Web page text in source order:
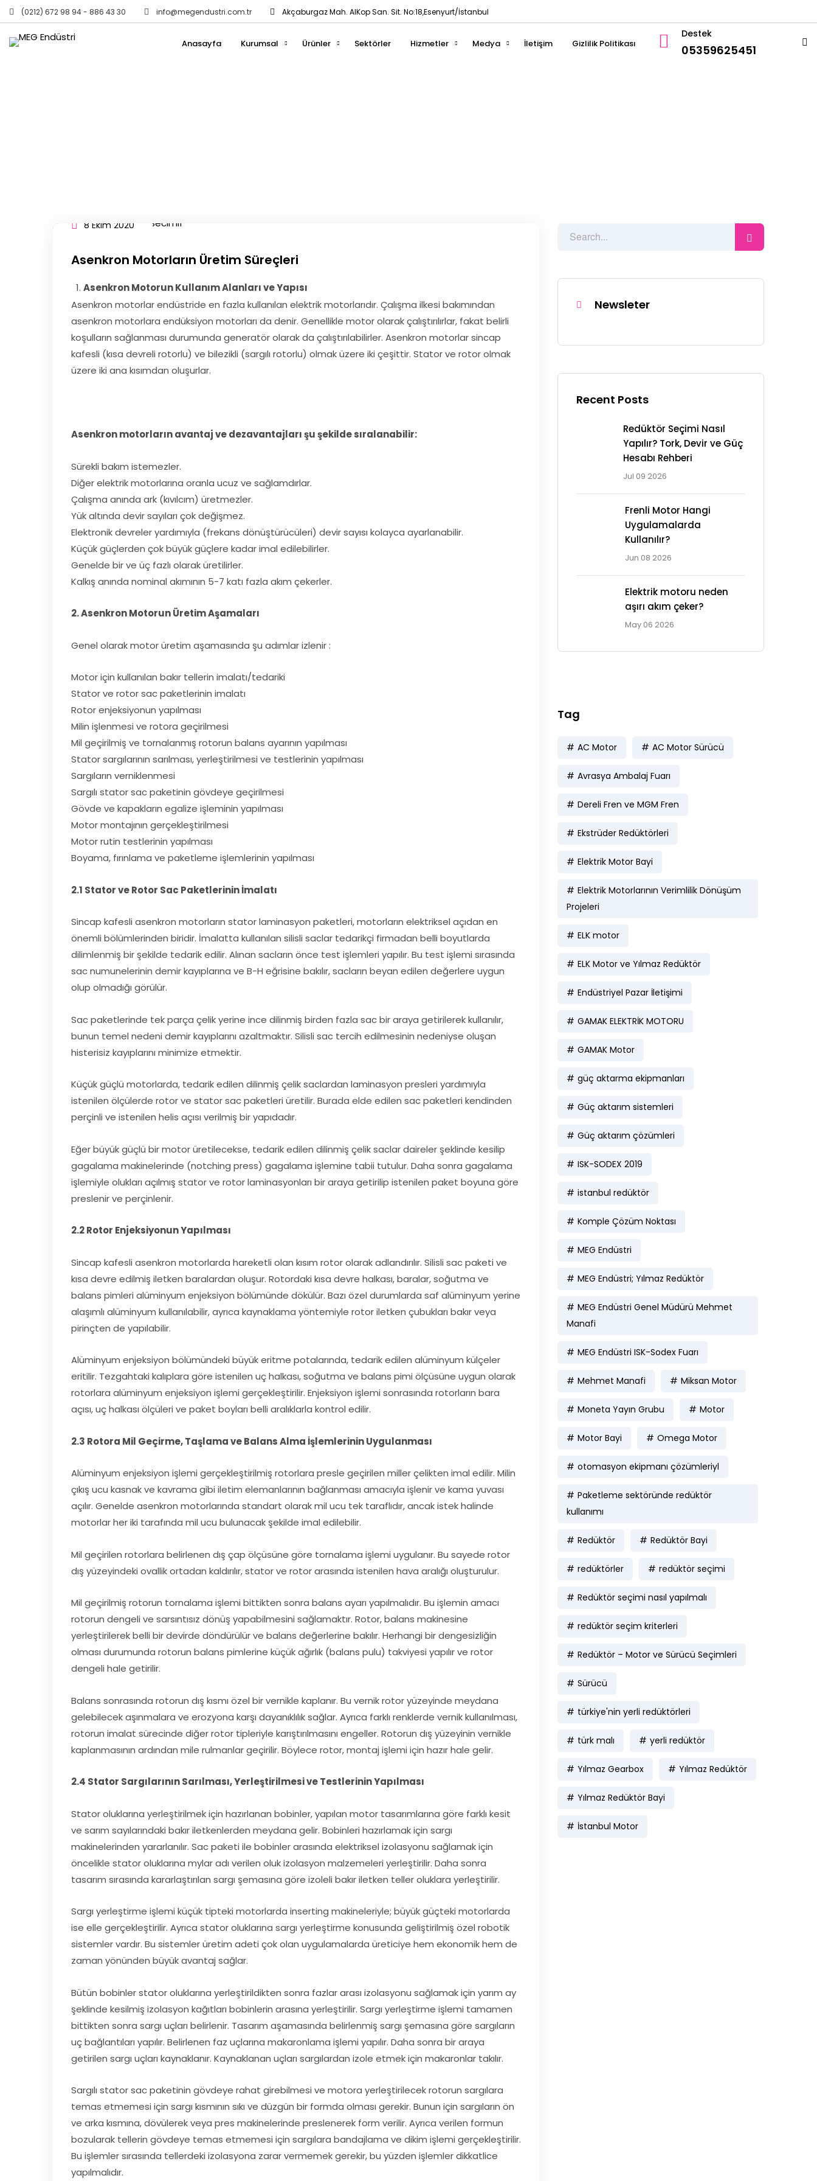
(0212) 672 98 94 - 886 43 30 info@megendustri.com.tr Akçaburgaz Mah. AlKop San. Sit. No:18,Esenyurt/İstanbul
Anasayfa Kurumsal Ürünler Sektörler Hizmetler Medya İletişim Gizlilik Politikası
Destek
05359625451
Newsleter
Recent Posts
Redüktör Seçimi Nasıl
Yapılır? Tork, Devir ve Güç
Hesabı Rehberi
Jul 09 2026
Frenli Motor Hangi
Uygulamalarda
Kullanılır?
Jun 08 2026
Elektrik motoru neden
aşırı akım çeker?
May 06 2026
Tag
AC Motor AC Motor Sürücü
Avrasya Ambalaj Fuarı
Dereli Fren ve MGM Fren
Ekstrüder Redüktörleri
Elektrik Motor Bayi
Elektrik Motorlarının Verimlilik Dönüşüm
Projeleri
ELK motor
ELK Motor ve Yılmaz Redüktör
Endüstriyel Pazar İletişimi
GAMAK ELEKTRİK MOTORU
GAMAK Motor
güç aktarma ekipmanları
Güç aktarım sistemleri
Güç aktarım çözümleri
ISK-SODEX 2019
istanbul redüktör
Komple Çözüm Noktası
MEG Endüstri
MEG Endüstri; Yılmaz Redüktör
MEG Endüstri Genel Müdürü Mehmet
Manafi
MEG Endüstri ISK-Sodex Fuarı
Mehmet Manafi Miksan Motor
Moneta Yayın Grubu Motor
Motor Bayi Omega Motor
otomasyon ekipmanı çözümleriyl
Paketleme sektöründe redüktör
kullanımı
Redüktör Redüktör Bayi
redüktörler redüktör seçimi
Redüktör seçimi nasıl yapılmalı
redüktör seçim kriterleri
Redüktör – Motor ve Sürücü Seçimleri
Sürücü
türkiye'nin yerli redüktörleri
türk malı yerli redüktör
Yılmaz Gearbox Yılmaz Redüktör
Yılmaz Redüktör Bayi
İstanbul Motor
8 Ekim 2020
Asenkron Motorların Üretim Süreçleri
Asenkron Motorun Kullanım Alanları ve Yapısı
Asenkron motorlar endüstride en fazla kullanılan elektrik motorlarıdır. Çalışma ilkesi bakımından
asenkron motorlara endüksiyon motorları da denir. Genellikle motor olarak çalıştırılırlar, fakat belirli
koşulların sağlanması durumunda generatör olarak da çalıştırılabilirler. Asenkron motorlar sincap
kafesli (kısa devreli rotorlu) ve bilezikli (sargılı rotorlu) olmak üzere iki çeşittir. Stator ve rotor olmak
üzere iki ana kısımdan oluşurlar.
Asenkron motorların avantaj ve dezavantajları şu şekilde sıralanabilir:
Sürekli bakım istemezler.
Diğer elektrik motorlarına oranla ucuz ve sağlamdırlar.
Çalışma anında ark (kıvılcım) üretmezler.
Yük altında devir sayıları çok değişmez.
Elektronik devreler yardımıyla (frekans dönüştürücüleri) devir sayısı kolayca ayarlanabilir.
Küçük güçlerden çok büyük güçlere kadar imal edilebilirler.
Genelde bir ve üç fazlı olarak üretilirler.
Kalkış anında nominal akımının 5-7 katı fazla akım çekerler.
2. Asenkron Motorun Üretim Aşamaları
Genel olarak motor üretim aşamasında şu adımlar izlenir :
Motor için kullanılan bakır tellerin imalatı/tedariki
Stator ve rotor sac paketlerinin imalatı
Rotor enjeksiyonun yapılması
Milin işlenmesi ve rotora geçirilmesi
Mil geçirilmiş ve tornalanmış rotorun balans ayarının yapılması
Stator sargılarının sarılması, yerleştirilmesi ve testlerinin yapılması
Sargıların verniklenmesi
Sargılı stator sac paketinin gövdeye geçirilmesi
Gövde ve kapakların egalize işleminin yapılması
Motor montajının gerçekleştirilmesi
Motor rutin testlerinin yapılması
Boyama, fırınlama ve paketleme işlemlerinin yapılması
2.1 Stator ve Rotor Sac Paketlerinin İmalatı
Sincap kafesli asenkron motorların stator laminasyon paketleri, motorların elektriksel açıdan en
önemli bölümlerinden biridir. İmalatta kullanılan silisli saclar tedarikçi firmadan belli boyutlarda
dilimlenmiş bir şekilde tedarik edilir. Alınan sacların önce test işlemleri yapılır. Bu test işlemi sırasında
sac numunelerinin demir kayıplarına ve B-H eğrisine bakılır, sacların beyan edilen değerlere uygun
olup olmadığı görülür.
Sac paketlerinde tek parça çelik yerine ince dilinmiş birden fazla sac bir araya getirilerek kullanılır,
bunun temel nedeni demir kayıplarını azaltmaktır. Silisli sac tercih edilmesinin nedeniyse oluşan
histerisiz kayıplarını minimize etmektir.
Küçük güçlü motorlarda, tedarik edilen dilinmiş çelik saclardan laminasyon presleri yardımıyla
istenilen ölçülerde rotor ve stator sac paketleri üretilir. Burada elde edilen sac paketleri kendinden
perçinli ve istenilen helis açısı verilmiş bir yapıdadır.
Eğer büyük güçlü bir motor üretilecekse, tedarik edilen dilinmiş çelik saclar daireler şeklinde kesilip
gagalama makinelerinde (notching press) gagalama işlemine tabii tutulur. Daha sonra gagalama
işlemiyle olukları açılmış stator ve rotor laminasyonları bir araya getirilip istenilen paket boyuna göre
preslenir ve perçinlenir.
2.2 Rotor Enjeksiyonun Yapılması
Sincap kafesli asenkron motorlarda hareketli olan kısım rotor olarak adlandırılır. Silisli sac paketi ve
kısa devre edilmiş iletken baralardan oluşur. Rotordaki kısa devre halkası, baralar, soğutma ve
balans pimleri alüminyum enjeksiyon bölümünde dökülür. Bazı özel durumlarda saf alüminyum yerine
alaşımlı alüminyum kullanılabilir, ayrıca kaynaklama yöntemiyle rotor iletken çubukları bakır veya
pirinçten de yapılabilir.
Alüminyum enjeksiyon bölümündeki büyük eritme potalarında, tedarik edilen alüminyum külçeler
eritilir. Tezgahtaki kalıplara göre istenilen uç halkası, soğutma ve balans pimi ölçüsüne uygun olarak
rotorlara alüminyum enjeksiyon işlemi gerçekleştirilir. Enjeksiyon işlemi sonrasında rotorların bara
açısı, uç halkası ölçüleri ve paket boyları belli aralıklarla kontrol edilir.
2.3 Rotora Mil Geçirme, Taşlama ve Balans Alma İşlemlerinin Uygulanması
Alüminyum enjeksiyon işlemi gerçekleştirilmiş rotorlara presle geçirilen miller çelikten imal edilir. Milin
çıkış ucu kasnak ve kavrama gibi iletim elemanlarının bağlanması amacıyla işlenir ve kama yuvası
açılır. Genelde asenkron motorlarında standart olarak mil ucu tek taraflıdır, ancak istek halinde
motorlar her iki tarafında mil ucu bulunacak şekilde imal edilebilir.
Mil geçirilen rotorlara belirlenen dış çap ölçüsüne göre tornalama işlemi uygulanır. Bu sayede rotor
dış yüzeyindeki ovallik ortadan kaldırılır, stator ve rotor arasında istenilen hava aralığı oluşturulur.
Mil geçirilmiş rotorun tornalama işlemi bittikten sonra balans ayarı yapılmalıdır. Bu işlemin amacı
rotorun dengeli ve sarsıntısız dönüş yapabilmesini sağlamaktır. Rotor, balans makinesine
yerleştirilerek belli bir devirde döndürülür ve balans değerlerine bakılır. Herhangi bir dengesizliğin
olması durumunda rotorun balans pimlerine küçük ağırlık (balans pulu) takviyesi yapılır ve rotor
dengeli hale getirilir.
Balans sonrasında rotorun dış kısmı özel bir vernikle kaplanır. Bu vernik rotor yüzeyinde meydana
gelebilecek aşınmalara ve erozyona karşı dayanıklılık sağlar. Ayrıca farklı renklerde vernik kullanılması,
rotorun imalat sürecinde diğer rotor tipleriyle karıştırılmasını engeller. Rotorun dış yüzeyinin vernikle
kaplanmasının ardından mile rulmanlar geçirilir. Böylece rotor, montaj işlemi için hazır hale gelir.
2.4 Stator Sargılarının Sarılması, Yerleştirilmesi ve Testlerinin Yapılması
Stator oluklarına yerleştirilmek için hazırlanan bobinler, yapılan motor tasarımlarına göre farklı kesit
ve sarım sayılarındaki bakır iletkenlerden meydana gelir. Bobinleri hazırlamak için sargı
makinelerinden yararlanılır. Sac paketi ile bobinler arasında elektriksel izolasyonu sağlamak için
öncelikle stator oluklarına mylar adı verilen oluk izolasyon malzemeleri yerleştirilir. Daha sonra
tasarım sırasında kararlaştırılan sargı şemasına göre izoleli bakır iletken teller oluklara yerleştirilir.
Sargı yerleştirme işlemi küçük tipteki motorlarda inserting makineleriyle; büyük güçteki motorlarda
ise elle gerçekleştirilir. Ayrıca stator oluklarına sargı yerleştirme konusunda geliştirilmiş özel robotik
sistemler vardır. Bu sistemler üretim adeti çok olan uygulamalarda üreticiye hem ekonomik hem de
zaman yönünden büyük avantaj sağlar.
Bütün bobinler stator oluklarına yerleştirildikten sonra fazlar arası izolasyonu sağlamak için yarım ay
şeklinde kesilmiş izolasyon kağıtları bobinlerin arasına yerleştirilir. Sargı yerleştirme işlemi tamamen
bittikten sonra sargı uçları belirlenir. Tasarım aşamasında belirlenmiş sargı şemasına göre sargıların
uç bağlantıları yapılır. Belirlenen faz uçlarına makaronlama işlemi yapılır. Daha sonra bir araya
getirilen sargı uçları kaynaklanır. Kaynaklanan uçları sargılardan izole etmek için makaronlar takılır.
Sargılı stator sac paketinin gövdeye rahat girebilmesi ve motora yerleştirilecek rotorun sargılara
temas etmemesi için sargı kısmının sıkı ve düzgün bir formda olması gerekir. Bunun için sargıların ön
ve arka kısmına, dövülerek veya pres makinelerinde preslenerek form verilir. Ayrıca verilen formun
bozularak tellerin gövdeye temas etmemesi için sargılara bandajlama ve dikim işlemi gerçekleştirilir.
Bu işlemler sırasında tellerdeki izolasyona zarar vermemek gerekir, bu yüzden işlemler dikkatlice
yapılmalıdır.